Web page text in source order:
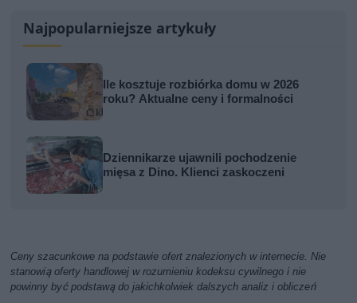
Najpopularniejsze artykuły
Ile kosztuje rozbiórka domu w 2026
roku? Aktualne ceny i formalności
Dziennikarze ujawnili pochodzenie
mięsa z Dino. Klienci zaskoczeni
Ceny szacunkowe na podstawie ofert znalezionych w internecie. Nie
stanowią oferty handlowej w rozumieniu kodeksu cywilnego i nie
powinny być podstawą do jakichkolwiek dalszych analiz i obliczeń